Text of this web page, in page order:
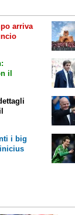
arriva
il
i big